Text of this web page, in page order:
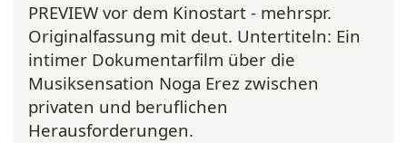
PREVIEW vor dem Kinostart - mehrspr.
Originalfassung mit deut. Untertiteln: Ein
intimer Dokumentarfilm über die
Musiksensation Noga Erez zwischen
privaten und beruflichen
Herausforderungen.